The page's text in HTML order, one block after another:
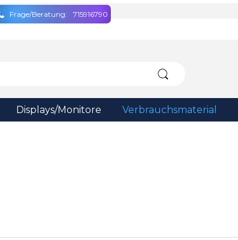
Frage/Beratung: 715916790
Displays/Monitore Verbrauchsmaterial